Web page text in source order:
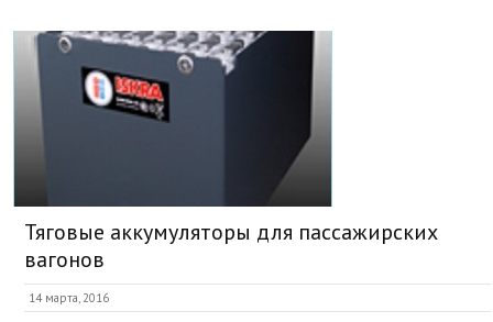
Тяговые аккумуляторы для пассажирских
вагонов
14 марта, 2016